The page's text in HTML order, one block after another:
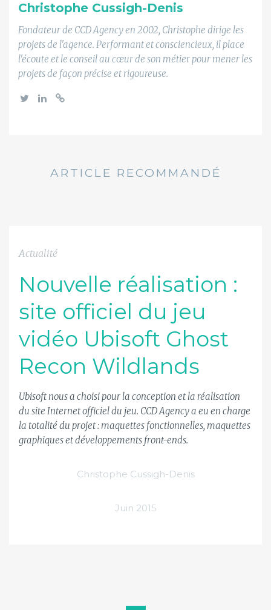
Christophe Cussigh-Denis
Fondateur de CCD Agency en 2002, Christophe dirige les
projets de l'agence. Performant et consciencieux, il place
l'écoute et le conseil au cœur de son métier pour mener les
projets de façon précise et rigoureuse.
ARTICLE RECOMMANDÉ
Actualité
Nouvelle réalisation :
site officiel du jeu
vidéo Ubisoft Ghost
Recon Wildlands
Ubisoft nous a choisi pour la conception et la réalisation
du site Internet officiel du jeu. CCD Agency a eu en charge
la totalité du projet : maquettes fonctionnelles, maquettes
graphiques et développements front-ends.
Christophe Cussigh-Denis
Juin 2015